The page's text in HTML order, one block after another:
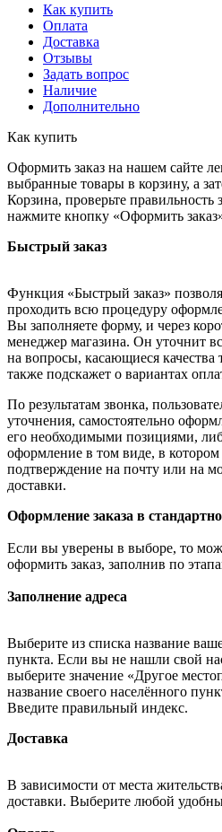
Как купить
Оплата
Доставка
Отзывы
Задать вопрос
Наличие
Дополнительно
Как купить
Оформить заказ на нашем сайте
выбранные товары в корзину, а
Корзина, проверьте правильность
нажмите кнопку «Оформить
Быстрый заказ
Функция «Быстрый заказ»
проходить всю процедуру
Вы заполняете форму, и через
менеджер магазина. Он уточнит
на вопросы, касающиеся качества
также подскажет о вариантах
По результатам звонка,
уточнения, самостоятельно
его необходимыми позициями,
оформление в том виде, в котором
подтверждение на почту или на
доставки.
Оформление заказа в
Если вы уверены в выборе, то
оформить заказ, заполнив по
Заполнение адреса
Выберите из списка название
пункта. Если вы не нашли свой
выберите значение «Другое
название своего населённого
Введите правильный индекс.
Доставка
В зависимости от места
доставки. Выберите любой